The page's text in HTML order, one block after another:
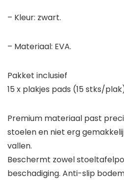
– Kleur: zwart.
– Materiaal: EVA.
Pakket inclusief
15 x plakjes pads (15 stks/
Premium materiaal past
stoelen en niet erg
vallen.
Beschermt zowel
beschadiging. Anti-slip